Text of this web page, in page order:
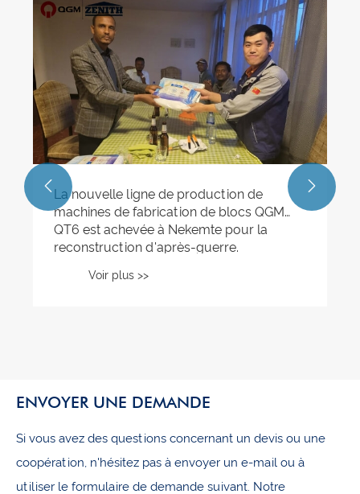
La nouvelle ligne de production de
machines de fabrication de blocs QGM
QT6 est achevée à Nekemte pour la
reconstruction d'après-guerre.
Voir plus >>
 
ENVOYER UNE DEMANDE
Si vous avez des questions concernant un devis ou une
coopération, n'hésitez pas à envoyer un e-mail ou à
utiliser le formulaire de demande suivant. Notre